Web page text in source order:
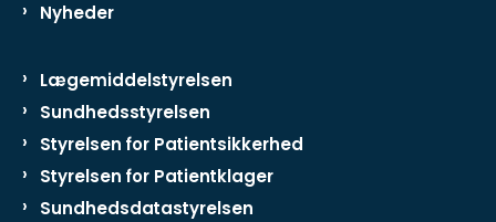
Nyheder
Lægemiddelstyrelsen
Sundhedsstyrelsen
Styrelsen for Patientsikkerhed
Styrelsen for Patientklager
Sundhedsdatastyrelsen